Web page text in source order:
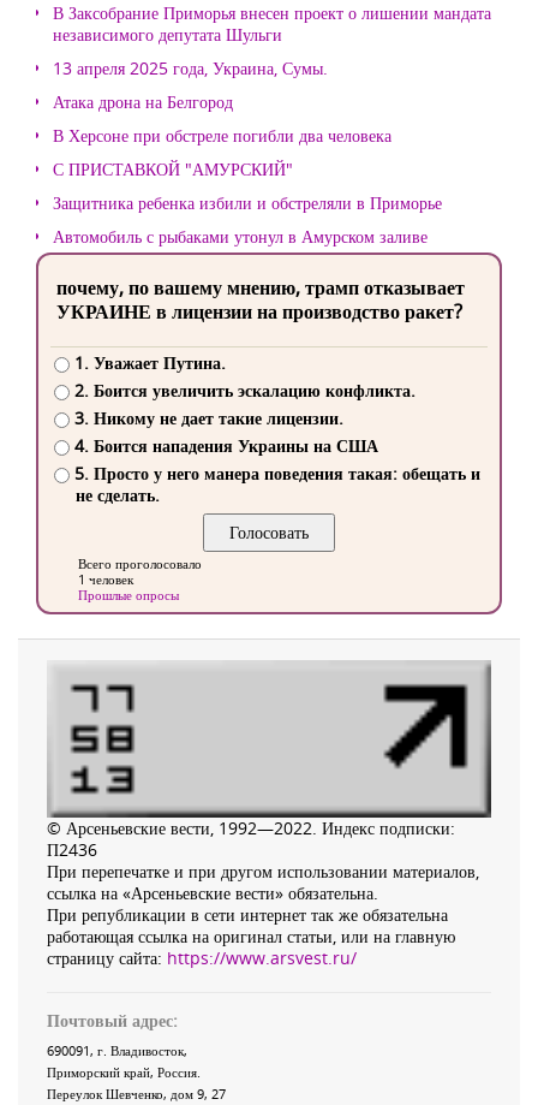
В Заксобрание Приморья внесен проект о лишении мандата
независимого депутата Шульги
13 апреля 2025 года, Украина, Сумы.
Атака дрона на Белгород
В Херсоне при обстреле погибли два человека
С ПРИСТАВКОЙ "АМУРСКИЙ"
Защитника ребенка избили и обстреляли в Приморье
Автомобиль с рыбаками утонул в Амурском заливе
почему, по вашему мнению, трамп отказывает
УКРАИНЕ в лицензии на производство ракет?
1. Уважает Путина.
2. Боится увеличить эскалацию конфликта.
3. Никому не дает такие лицензии.
4. Боится нападения Украины на США
5. Просто у него манера поведения такая: обещать и
не сделать.
Всего проголосовало
1 человек
Прошлые опросы
© Арсеньевские вести, 1992—2022. Индекс подписки:
П2436
При перепечатке и при другом использовании материалов,
ссылка на «Арсеньевские вести» обязательна.
При републикации в сети интернет так же обязательна
работающая ссылка на оригинал статьи, или на главную
страницу сайта: https://www.arsvest.ru/
Почтовый адрес:
690091, г. Владивосток,
Приморский край, Россия
Переулок Шевченко, дом 9, 27